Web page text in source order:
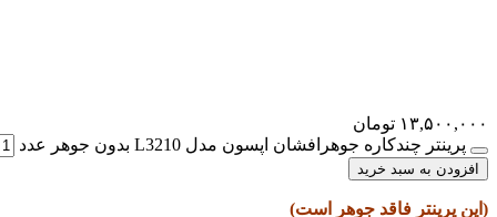
۱۳,۵۰۰,۰۰۰ تومان
پرینتر چندکاره جوهرافشان اپسون مدل L3210 بدون جوهر عدد
افزودن به سبد خرید
(این پرینتر فاقد جوهر است)